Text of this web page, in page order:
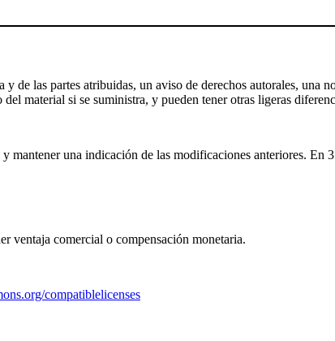
de las partes atribuidas, un aviso de derechos autorales, una
material si se suministra, y pueden tener otras ligeras
una indicación de las modificaciones anteriores. En
ventaja comercial o compensación monetaria.
compatiblelicenses